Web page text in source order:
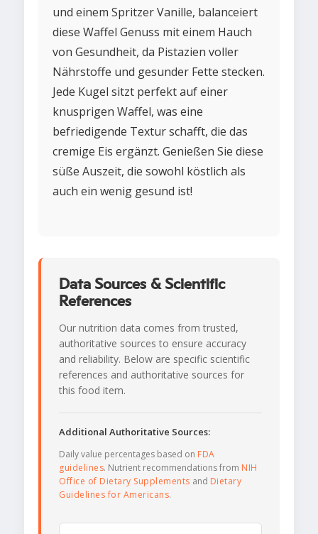
und einem Spritzer Vanille, balanceiert
diese Waffel Genuss mit einem Hauch
von Gesundheit, da Pistazien voller
Nährstoffe und gesunder Fette stecken.
Jede Kugel sitzt perfekt auf einer
knusprigen Waffel, was eine
befriedigende Textur schafft, die das
cremige Eis ergänzt. Genießen Sie diese
süße Auszeit, die sowohl köstlich als
auch ein wenig gesund ist!
Data Sources & Scientific
References
Our nutrition data comes from trusted,
authoritative sources to ensure accuracy
and reliability. Below are specific scientific
references and authoritative sources for
this food item.
Additional Authoritative Sources:
Daily value percentages based on FDA
guidelines. Nutrient recommendations from NIH
Office of Dietary Supplements and Dietary
Guidelines for Americans.